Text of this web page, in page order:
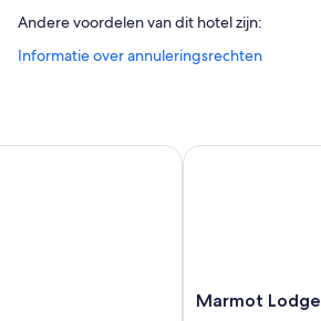
Andere voordelen van dit hotel zijn:
Een uitgebreid ontbijt (toeslag), een
Beoordelingen van gasten zijn zeer
Badkamers met bad/
Informatie over annuleringsrechten
Marmot
Marmot Lodge
Marmot Lodge